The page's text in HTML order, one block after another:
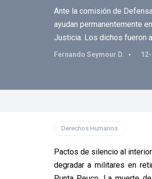
Ante la comisión de
ayudan permanentemente
Justicia. Los dichos fueron
Fernando Seymour D.
Derechos Humanos
Pactos de silencio al
degradar a militares en